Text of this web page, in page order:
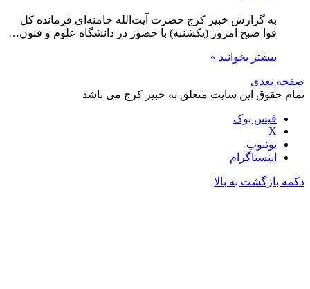
به گزارش خبیر کرج حضرت آیت‌الله خامنه‌ای فرمانده کل
قوا صبح امروز (یکشنبه) با حضور در دانشگاه علوم و فنون…
بیشتر بخوانید »
صفحه بعدی
تمام حقوق این سایت متعلق به خبیر کرج می باشد
فیس بوک
X
یوتیوب
اینستاگرام
دکمه بازگشت به بالا